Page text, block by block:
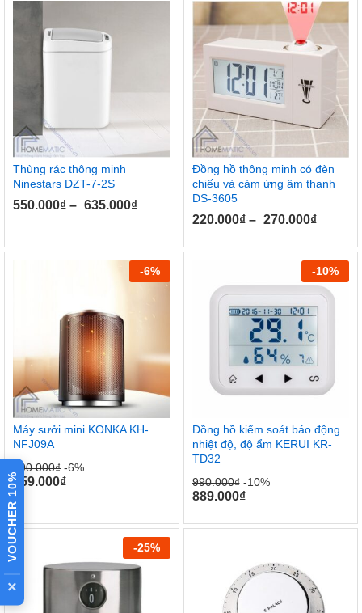
Thùng rác thông minh
Ninestars DZT-7-2S
550.000₫ – 635.000₫
Đồng hồ thông minh có đèn
chiếu và cảm ứng âm thanh
DS-3605
220.000₫– 270.000₫
-6%
Máy sưởi mini KONKA KH-
NFJ09A
490.000₫ -6%
459.000₫
-10%
Đồng hồ kiểm soát báo động
nhiệt độ, độ ẩm KERUI KR-
TD32
990.000₫-10%
889.000₫
-25%
VOUCHER 10%
×